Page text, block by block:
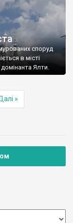
споруд
в місті
Ялти.
»